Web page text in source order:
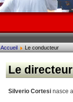
Accueil Le conducteur
Le directeur
Silverio Cortesi nasce